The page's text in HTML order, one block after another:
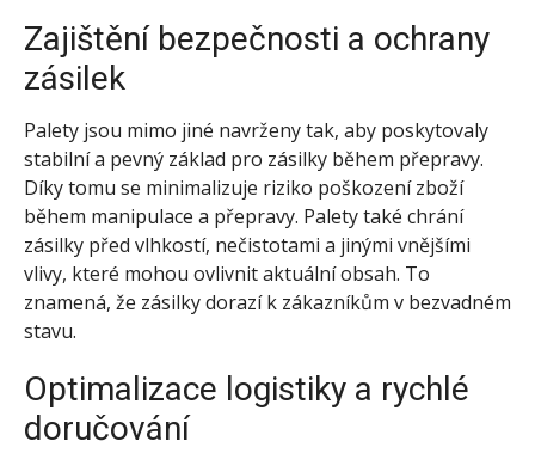
Zajištění bezpečnosti a ochrany
zásilek
Palety jsou mimo jiné navrženy tak, aby poskytovaly
stabilní a pevný základ pro zásilky během přepravy.
Díky tomu se minimalizuje riziko poškození zboží
během manipulace a přepravy. Palety také chrání
zásilky před vlhkostí, nečistotami a jinými vnějšími
vlivy, které mohou ovlivnit aktuální obsah. To
znamená, že zásilky dorazí k zákazníkům v bezvadném
stavu.
Optimalizace logistiky a rychlé
doručování